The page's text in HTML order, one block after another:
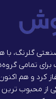
گلرنگ،
تمامی
از محبوب